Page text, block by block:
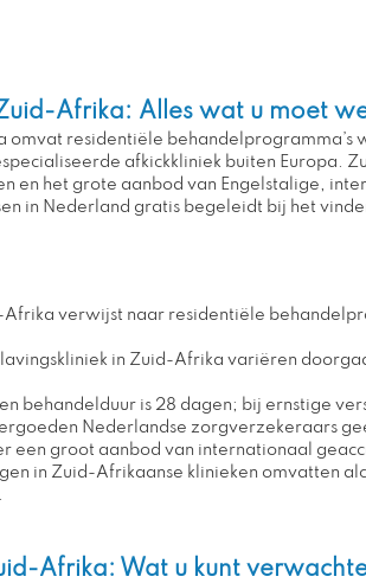
Afrika: Alles wat u moet
omvat residentiële
afkickkliniek buiten Europa.
en het grote aanbod van Engelstalige,
in Nederland gratis begeleidt bij het
verwijst naar residentiële
in Zuid-Afrika variëren
behandelduur is 28 dagen; bij ernstige
Nederlandse zorgverzekeraars
een groot aanbod van internationaal
in Zuid-Afrikaanse klinieken omvatten
Afrika: Wat u kunt